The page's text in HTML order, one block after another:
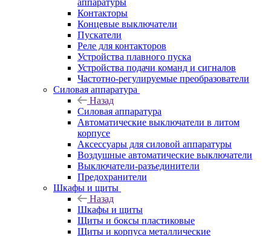
аппаратуры
Контакторы
Концевые выключатели
Пускатели
Реле для контакторов
Устройства плавного пуска
Устройства подачи команд и сигналов
Частотно-регулируемые преобразователи
Силовая аппаратура
Назад
Силовая аппаратура
Автоматические выключатели в литом
корпусе
Аксессуары для силовой аппаратуры
Воздушные автоматические выключатели
Выключатели-разъединители
Предохранители
Шкафы и щиты
Назад
Шкафы и щиты
Щиты и боксы пластиковые
Щиты и корпуса металлические